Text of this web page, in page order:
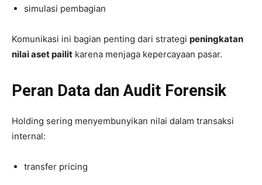
simulasi pembagian
Komunikasi ini bagian penting dari strategi peningkatan
nilai aset pailit karena menjaga kepercayaan pasar.
Peran Data dan Audit Forensik
Holding sering menyembunyikan nilai dalam transaksi
internal:
transfer pricing